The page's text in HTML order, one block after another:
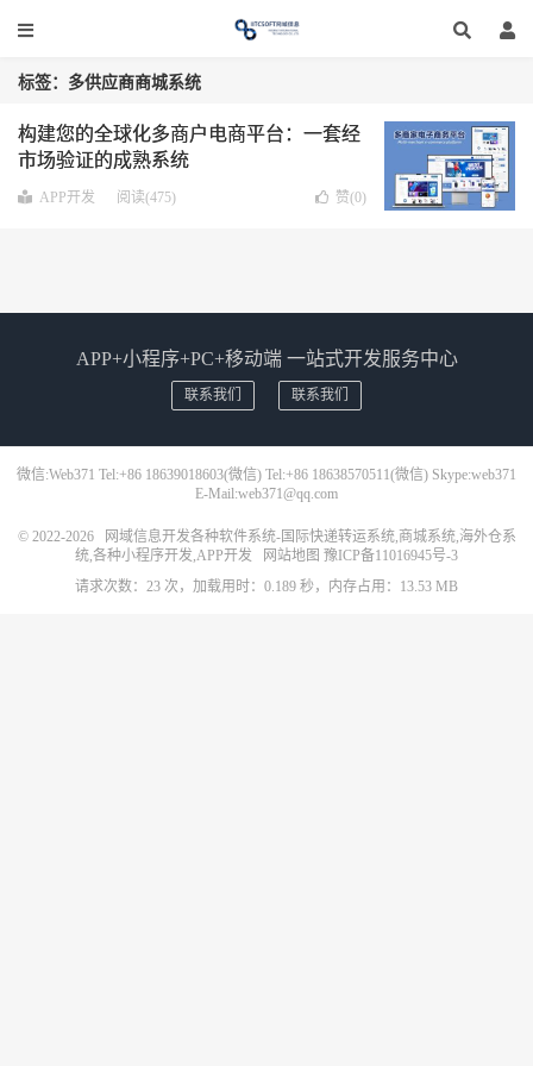
标签：多供应商商城系统
构建您的全球化多商户电商平台：一套经
市场验证的成熟系统
APP开发 阅读(475) 赞(0)
APP+小程序+PC+移动端 一站式开发服务中心
联系我们 联系我们
微信:Web371 Tel:+86 18639018603(微信) Tel:+86 18638570511(微信) Skype:web371
E-Mail:web371@qq.com
© 2022-2026
网域信息开发各种软件系统-国际快递转运系统,商城系统,海外仓系
统,各种小程序开发,APP开发
网站地图 豫ICP备11016945号-3
请求次数：23 次，加载用时：0.189 秒，内存占用：13.53 MB